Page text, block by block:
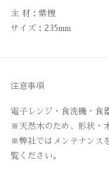
主 材：紫檀
サイズ：235mm
注意事項
電子レンジ・食洗機・食
※天然木のため、形状・
※弊社ではメンテナンス
覧ください。